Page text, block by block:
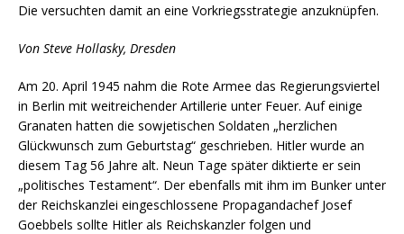
Die versuchten damit an eine Vorkriegsstrategie anzuknüpfen.
Von Steve Hollasky, Dresden
Am 20. April 1945 nahm die Rote Armee das Regierungsviertel
in Berlin mit weitreichender Artillerie unter Feuer. Auf einige
Granaten hatten die sowjetischen Soldaten „herzlichen
Glückwunsch zum Geburtstag“ geschrieben. Hitler wurde an
diesem Tag 56 Jahre alt. Neun Tage später diktierte er sein
„politisches Testament“. Der ebenfalls mit ihm im Bunker unter
der Reichskanzlei eingeschlossene Propagandachef Josef
Goebbels sollte Hitler als Reichskanzler folgen und